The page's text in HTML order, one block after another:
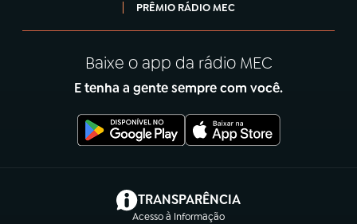
PRÊMIO RÁDIO MEC
Baixe o app da rádio MEC
E tenha a gente sempre com você.
TRANSPARÊNCIA
Acesso à Informação
(abre em nova aba)